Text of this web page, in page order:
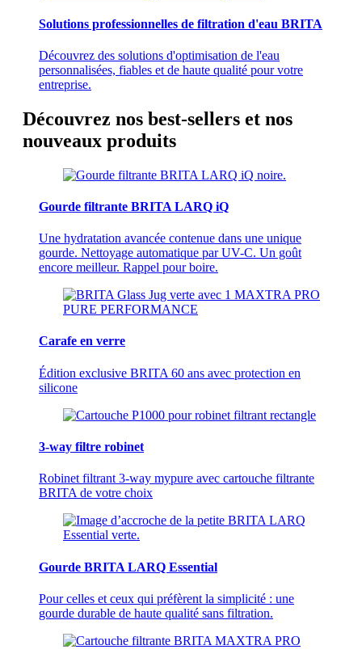
Solutions professionnelles de filtration d'eau BRITA
Découvrez des solutions d'optimisation de l'eau
personnalisées, fiables et de haute qualité pour votre
entreprise.
Découvrez nos best-sellers et nos
nouveaux produits
Gourde filtrante BRITA LARQ iQ
Une hydratation avancée contenue dans une unique
gourde. Nettoyage automatique par UV-C. Un goût
encore meilleur. Rappel pour boire.
Carafe en verre
Édition exclusive BRITA 60 ans avec protection en
silicone
3-way filtre robinet
Robinet filtrant 3-way mypure avec cartouche filtrante
BRITA de votre choix
Gourde BRITA LARQ Essential
Pour celles et ceux qui préfèrent la simplicité : une
gourde durable de haute qualité sans filtration.